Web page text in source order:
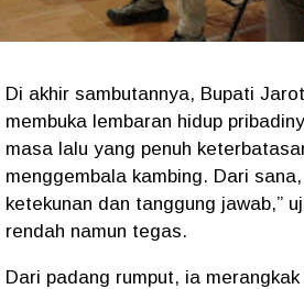
Di akhir sambutannya, Bupati
membuka lembaran hidup
masa lalu yang penuh
menggembala kambing. Dari
ketekunan dan tanggung jawab,”
rendah namun tegas.
Dari padang rumput, ia